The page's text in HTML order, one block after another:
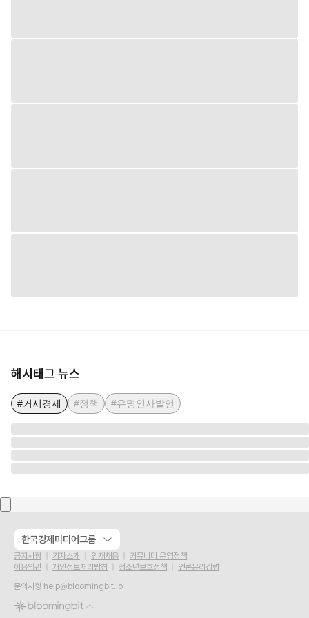
해시태그 뉴스
#거시경제 #정책 #유명인사발언
한국경제미디어그룹
공지사항 기자소개 인재채용
커뮤니티 운영정책
이용약관
개인정보처리방침 청소년보호정책
언론윤리강령
문의사항 help@bloomingbit.io